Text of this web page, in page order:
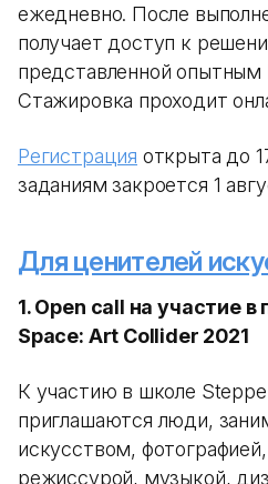
ежедневно. После
получает доступ к
представленной
Стажировка проходит
Регистрация открыта до
заданиям закроется 1
Для ценителей
1. Оpen call на участие
Space: Art Collider 2021
К участию в школе
приглашаются люди,
искусством,
режиссурой, музыкой,